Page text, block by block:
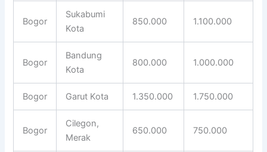
Bogor
Sukabumi
Kota
850.000 1.100.000
Bogor
Bandung
Kota
800.000 1.000.000
Bogor Garut Kota 1.350.000 1.750.000
Bogor
Cilegon,
Merak
650.000 750.000